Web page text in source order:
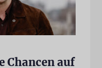
Chancen auf